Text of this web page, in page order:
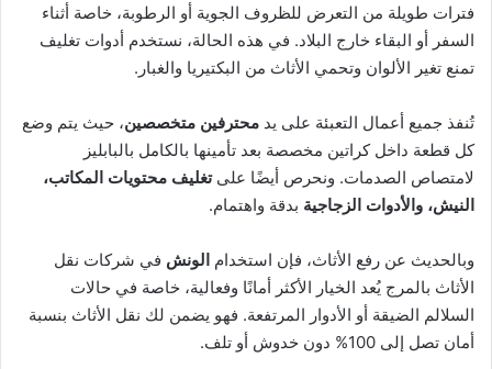
فترات طويلة من التعرض للظروف الجوية أو الرطوبة، خاصة أثناء
السفر أو البقاء خارج البلاد. في هذه الحالة، نستخدم أدوات تغليف
تمنع تغير الألوان وتحمي الأثاث من البكتيريا والغبار.
تُنفذ جميع أعمال التعبئة على يد محترفين متخصصين، حيث يتم وضع
كل قطعة داخل كراتين مخصصة بعد تأمينها بالكامل بالبابليز
لامتصاص الصدمات. ونحرص أيضًا علىتغليف محتويات المكاتب،
النيش، والأدوات الزجاجية بدقة واهتمام.
وبالحديث عن رفع الأثاث، فإن استخدام الونش في شركات نقل
الأثاث بالمرج يُعد الخيار الأكثر أمانًا وفعالية، خاصة في حالات
السلالم الضيقة أو الأدوار المرتفعة. فهو يضمن لك نقل الأثاث بنسبة
أمان تصل إلى 100% دون خدوش أو تلف.